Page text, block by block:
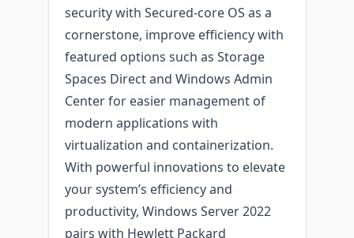
security with Secured-core OS as a
cornerstone, improve efficiency with
featured options such as Storage
Spaces Direct and Windows Admin
Center for easier management of
modern applications with
virtualization and containerization.
With powerful innovations to elevate
your system’s efficiency and
productivity, Windows Server 2022
pairs with Hewlett Packard